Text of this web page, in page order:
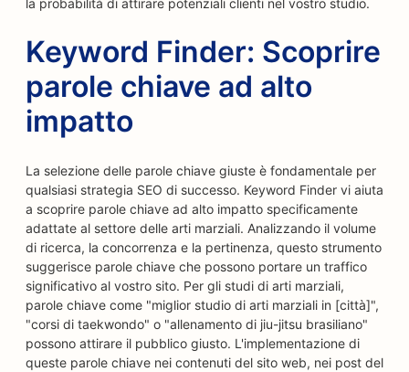
la probabilità di attirare potenziali clienti nel vostro studio.
Keyword Finder: Scoprire
parole chiave ad alto
impatto
La selezione delle parole chiave giuste è fondamentale per
qualsiasi strategia SEO di successo. Keyword Finder vi aiuta
a scoprire parole chiave ad alto impatto specificamente
adattate al settore delle arti marziali. Analizzando il volume
di ricerca, la concorrenza e la pertinenza, questo strumento
suggerisce parole chiave che possono portare un traffico
significativo al vostro sito. Per gli studi di arti marziali,
parole chiave come "miglior studio di arti marziali in [città]",
"corsi di taekwondo" o "allenamento di jiu-jitsu brasiliano"
possono attirare il pubblico giusto. L'implementazione di
queste parole chiave nei contenuti del sito web, nei post del